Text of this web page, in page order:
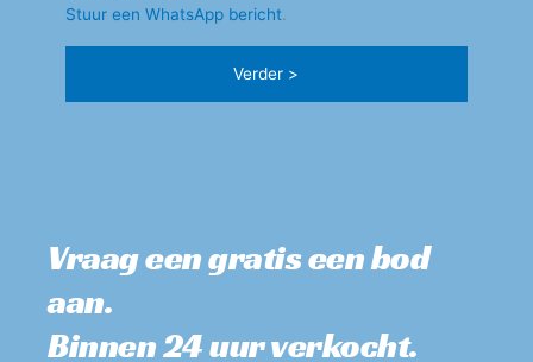
Stuur een WhatsApp bericht.
Vraag een gratis een bod
aan.
Binnen 24 uur verkocht.